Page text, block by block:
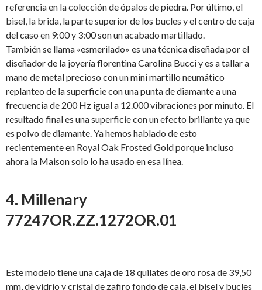
referencia en la colección de ópalos de piedra. Por último, el
bisel, la brida, la parte superior de los bucles y el centro de caja
del caso en 9:00 y 3:00 son un acabado martillado.
También se llama «esmerilado» es una técnica diseñada por el
diseñador de la joyería florentina Carolina Bucci y es a tallar a
mano de metal precioso con un mini martillo neumático
replanteo de la superficie con una punta de diamante a una
frecuencia de 200 Hz igual a 12.000 vibraciones por minuto. El
resultado final es una superficie con un efecto brillante ya que
es polvo de diamante. Ya hemos hablado de esto
recientemente en Royal Oak Frosted Gold porque incluso
ahora la Maison solo lo ha usado en esa línea.
4. Millenary
77247OR.ZZ.1272OR.01
Este modelo tiene una caja de 18 quilates de oro rosa de 39,50
mm, de vidrio y cristal de zafiro fondo de caja, el bisel y bucles